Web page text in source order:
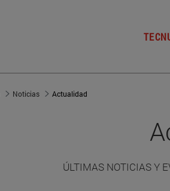
Noticias Actualidad
ÚLTIMAS NOTICIAS Y